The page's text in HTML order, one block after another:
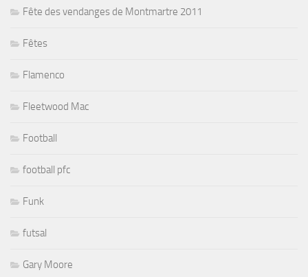
Fête des vendanges de Montmartre 2011
Fêtes
Flamenco
Fleetwood Mac
Football
football pfc
Funk
futsal
Gary Moore